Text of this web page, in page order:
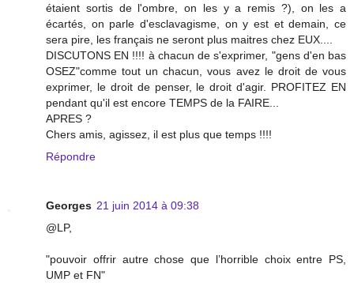
étaient sortis de l'ombre, on les y a remis ?), on les a
écartés, on parle d'esclavagisme, on y est et demain, ce
sera pire, les français ne seront plus maitres chez EUX....
DISCUTONS EN !!!! à chacun de s'exprimer, "gens d'en bas
OSEZ"comme tout un chacun, vous avez le droit de vous
exprimer, le droit de penser, le droit d'agir. PROFITEZ EN
pendant qu'il est encore TEMPS de la FAIRE...
APRES ?
Chers amis, agissez, il est plus que temps !!!!
Répondre
Georges 21 juin 2014 à 09:38
@LP,
"pouvoir offrir autre chose que l’horrible choix entre PS,
UMP et FN"